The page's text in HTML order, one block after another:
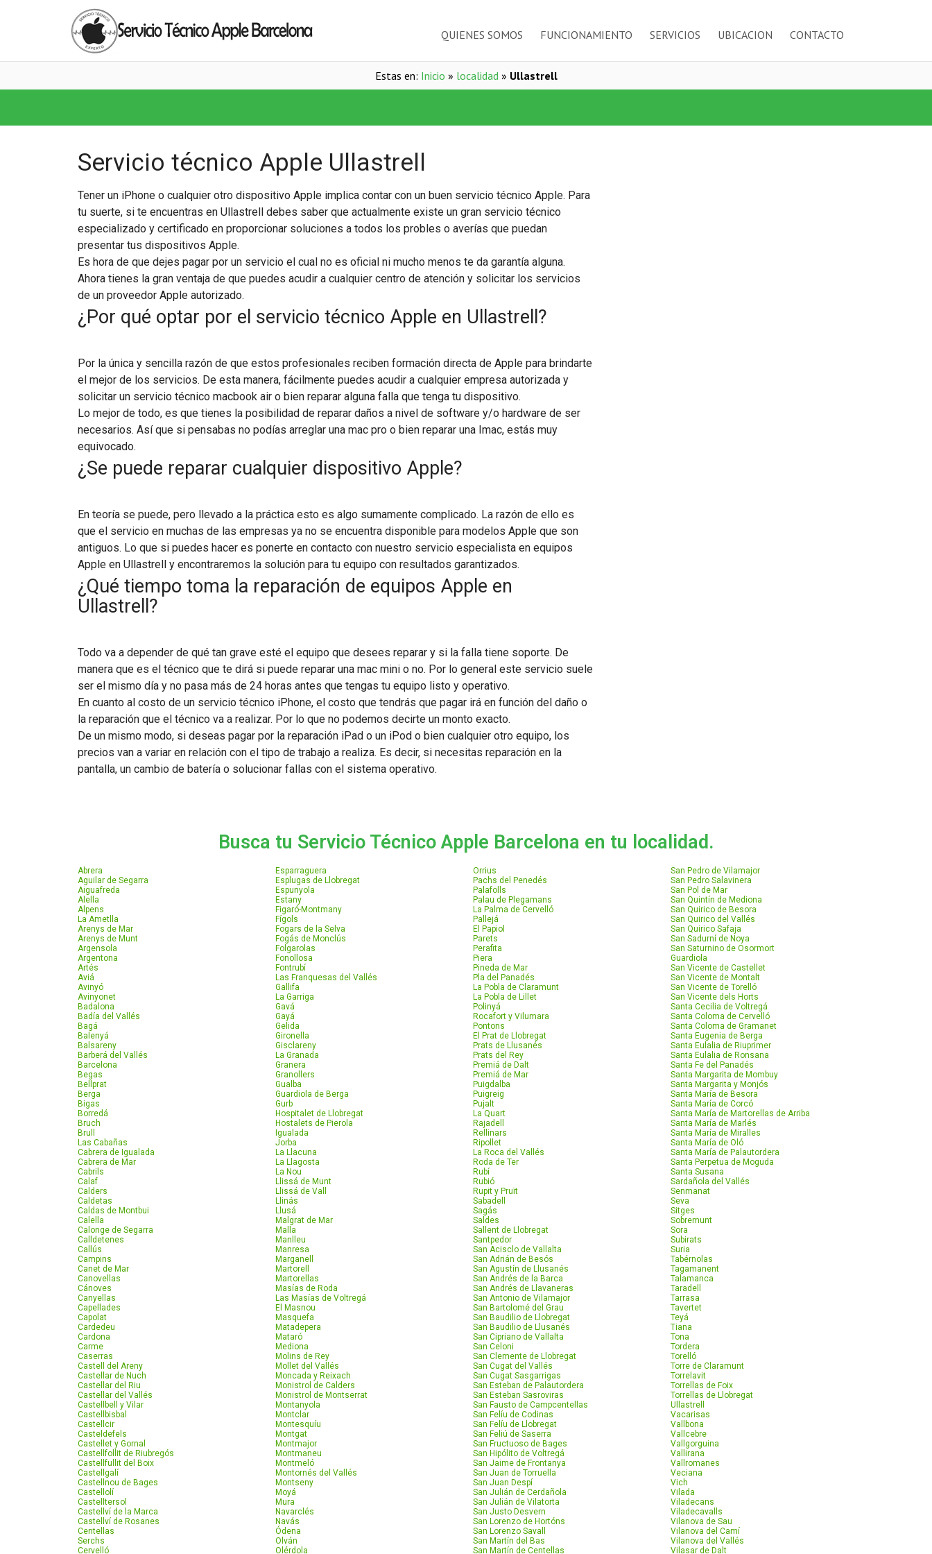
QUIENES SOMOS FUNCIONAMIENTO SERVICIOS UBICACION CONTACTO
Estas en: Inicio » localidad» Ullastrell
Servicio técnico Apple Ullastrell
Tener un iPhone o cualquier otro dispositivo Apple implica contar con un buen servicio técnico Apple. Para
tu suerte, si te encuentras en Ullastrell debes saber que actualmente existe un gran servicio técnico
especializado y certificado en proporcionar soluciones a todos los probles o averías que puedan
presentar tus dispositivos Apple.
Es hora de que dejes pagar por un servicio el cual no es oficial ni mucho menos te da garantía alguna.
Ahora tienes la gran ventaja de que puedes acudir a cualquier centro de atención y solicitar los servicios
de un proveedor Apple autorizado.
¿Por qué optar por el servicio técnico Apple en Ullastrell?
Por la única y sencilla razón de que estos profesionales reciben formación directa de Apple para brindarte
el mejor de los servicios. De esta manera, fácilmente puedes acudir a cualquier empresa autorizada y
solicitar un servicio técnico macbook air o bien reparar alguna falla que tenga tu dispositivo.
Lo mejor de todo, es que tienes la posibilidad de reparar daños a nivel de software y/o hardware de ser
necesarios. Así que si pensabas no podías arreglar una mac pro o bien reparar una Imac, estás muy
equivocado.
¿Se puede reparar cualquier dispositivo Apple?
En teoría se puede, pero llevado a la práctica esto es algo sumamente complicado. La razón de ello es
que el servicio en muchas de las empresas ya no se encuentra disponible para modelos Apple que son
antiguos. Lo que si puedes hacer es ponerte en contacto con nuestro servicio especialista en equipos
Apple en Ullastrell y encontraremos la solución para tu equipo con resultados garantizados.
¿Qué tiempo toma la reparación de equipos Apple en
Ullastrell?
Todo va a depender de qué tan grave esté el equipo que desees reparar y si la falla tiene soporte. De
manera que es el técnico que te dirá si puede reparar una mac mini o no. Por lo general este servicio suele
ser el mismo día y no pasa más de 24 horas antes que tengas tu equipo listo y operativo.
En cuanto al costo de un servicio técnico iPhone, el costo que tendrás que pagar irá en función del daño o
la reparación que el técnico va a realizar. Por lo que no podemos decirte un monto exacto.
De un mismo modo, si deseas pagar por la reparación iPad o un iPod o bien cualquier otro equipo, los
precios van a variar en relación con el tipo de trabajo a realiza. Es decir, si necesitas reparación en la
pantalla, un cambio de batería o solucionar fallas con el sistema operativo.
Busca tu Servicio Técnico Apple Barcelona en tu localidad.
Abrera
Aguilar de Segarra
Aiguafreda
Alella
Alpens
La Ametlla
Arenys de Mar
Arenys de Munt
Argensola
Argentona
Artés
Aviá
Avinyó
Avinyonet
Badalona
Badía del Vallés
Bagá
Balenyá
Balsareny
Barberá del Vallés
Barcelona
Begas
Bellprat
Berga
Bigas
Borredá
Bruch
Brull
Las Cabañas
Cabrera de Igualada
Cabrera de Mar
Cabrils
Calaf
Calders
Caldetas
Caldas de Montbui
Calella
Calonge de Segarra
Calldetenes
Callús
Campins
Canet de Mar
Canovellas
Cánoves
Canyellas
Capellades
Capolat
Cardedeu
Cardona
Carme
Caserras
Castell del Areny
Castellar de Nuch
Castellar del Riu
Castellar del Vallés
Castellbell y Vilar
Castellbisbal
Castellcir
Casteldefels
Castellet y Gornal
Castellfollit de Riubregós
Castellfullit del Boix
Castellgalí
Castellnou de Bages
Castellolí
Castelltersol
Castellví de la Marca
Castellví de Rosanes
Centellas
Serchs
Cervelló
Esparraguera
Esplugas de Llobregat
Espunyola
Estany
Figaró-Montmany
Fígols
Fogars de la Selva
Fogás de Monclús
Folgarolas
Fonollosa
Fontrubí
Las Franquesas del Vallés
Gallifa
La Garriga
Gavá
Gayá
Gelida
Gironella
Gisclareny
La Granada
Granera
Granollers
Gualba
Guardiola de Berga
Gurb
Hospitalet de Llobregat
Hostalets de Pierola
Igualada
Jorba
La Llacuna
La Llagosta
La Nou
Llissá de Munt
Llissá de Vall
Llinás
Llusá
Malgrat de Mar
Malla
Manlleu
Manresa
Marganell
Martorell
Martorellas
Masías de Roda
Las Masías de Voltregá
El Masnou
Masquefa
Matadepera
Mataró
Mediona
Molins de Rey
Mollet del Vallés
Moncada y Reixach
Monistrol de Calders
Monistrol de Montserrat
Montanyola
Montclar
Montesquíu
Montgat
Montmajor
Montmaneu
Montmeló
Montornés del Vallés
Montseny
Moyá
Mura
Navarclés
Navás
Ódena
Olván
Olérdola
Orrius
Pachs del Penedés
Palafolls
Palau de Plegamans
La Palma de Cervelló
Pallejá
El Papiol
Parets
Perafita
Piera
Pineda de Mar
Pla del Panadés
La Pobla de Claramunt
La Pobla de Lillet
Polinyá
Rocafort y Vilumara
Pontons
El Prat de Llobregat
Prats de Llusanés
Prats del Rey
Premiá de Dalt
Premiá de Mar
Puigdalba
Puigreig
Pujalt
La Quart
Rajadell
Rellinars
Ripollet
La Roca del Vallés
Roda de Ter
Rubí
Rubió
Rupit y Pruït
Sabadell
Sagás
Saldes
Sallent de Llobregat
Santpedor
San Acisclo de Vallalta
San Adrián de Besós
San Agustín de Llusanés
San Andrés de la Barca
San Andrés de Llavaneras
San Antonio de Vilamajor
San Bartolomé del Grau
San Baudilio de Llobregat
San Baudilio de Llusanés
San Cipriano de Vallalta
San Celoni
San Clemente de Llobregat
San Cugat del Vallés
San Cugat Sasgarrigas
San Esteban de Palautordera
San Esteban Sasroviras
San Fausto de Campcentellas
San Felíu de Codinas
San Felíu de Llobregat
San Feliú de Saserra
San Fructuoso de Bages
San Hipólito de Voltregá
San Jaime de Frontanya
San Juan de Torruella
San Juan Despí
San Julián de Cerdañola
San Julián de Vilatorta
San Justo Desvern
San Lorenzo de Hortóns
San Lorenzo Savall
San Martín del Bas
San Martín de Centellas
San Pedro de Vilamajor
San Pedro Salavinera
San Pol de Mar
San Quintín de Mediona
San Quirico de Besora
San Quirico del Vallés
San Quirico Safaja
San Sadurní de Noya
San Saturnino de Osormort
Guardiola
San Vicente de Castellet
San Vicente de Montalt
San Vicente de Torelló
San Vicente dels Horts
Santa Cecilia de Voltregá
Santa Coloma de Cervelló
Santa Coloma de Gramanet
Santa Eugenia de Berga
Santa Eulalia de Riuprimer
Santa Eulalia de Ronsana
Santa Fe del Panadés
Santa Margarita de Mombuy
Santa Margarita y Monjós
Santa María de Besora
Santa María de Corcó
Santa María de Martorellas de Arriba
Santa María de Marlés
Santa María de Miralles
Santa María de Oló
Santa María de Palautordera
Santa Perpetua de Moguda
Santa Susana
Sardañola del Vallés
Senmanat
Seva
Sitges
Sobremunt
Sora
Subirats
Suria
Tabérnolas
Tagamanent
Talamanca
Taradell
Tarrasa
Tavertet
Teyá
Tiana
Tona
Tordera
Torelló
Torre de Claramunt
Torrelavit
Torrellas de Foix
Torrellas de Llobregat
Ullastrell
Vacarisas
Vallbona
Vallcebre
Vallgorguina
Vallirana
Vallromanes
Veciana
Vich
Vilada
Viladecans
Viladecavalls
Vilanova de Sau
Vilanova del Camí
Vilanova del Vallés
Vilasar de Dalt